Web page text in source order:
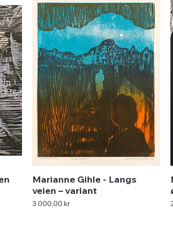
Marianne Gihle - Langs
veien – variant
Pris
3 000,00 kr